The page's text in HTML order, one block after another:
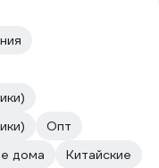
Опт
дома
Китайские